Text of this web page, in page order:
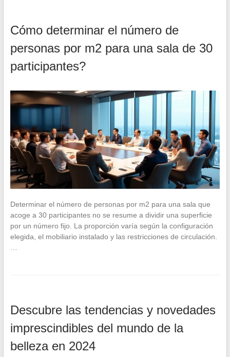
Cómo determinar el número de
personas por m2 para una sala de 30
participantes?
Determinar el número de personas por m2 para una sala que
acoge a 30 participantes no se resume a dividir una superficie
por un número fijo. La proporción varía según la configuración
elegida, el mobiliario instalado y las restricciones de circulación.
Descubre las tendencias y novedades
imprescindibles del mundo de la
belleza en 2024